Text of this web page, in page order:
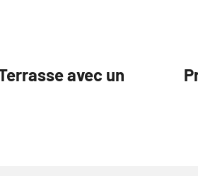
avec un